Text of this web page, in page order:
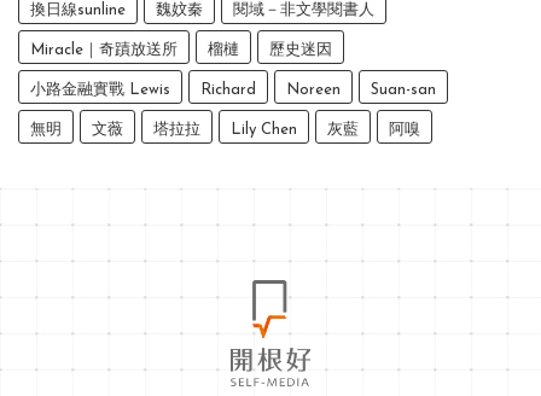
換日線sunline 魏妏秦 閱域－非文學閱書人
Miracle｜奇蹟放送所 榴槤 歷史迷因
小路金融實戰 Lewis Richard Noreen Suan-san
無明 文薇 塔拉拉 Lily Chen 灰藍 阿嗅